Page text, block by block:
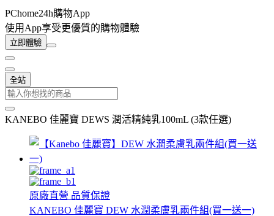
PChome24h購物App
使用App享受更優質的購物體驗
立即體驗
全站
KANEBO 佳麗寶 DEWS 潤活精純乳100mL (3款任選)
原廠直營 品質保證
KANEBO 佳麗寶 DEW 水潤柔膚乳兩件組(買一送一)